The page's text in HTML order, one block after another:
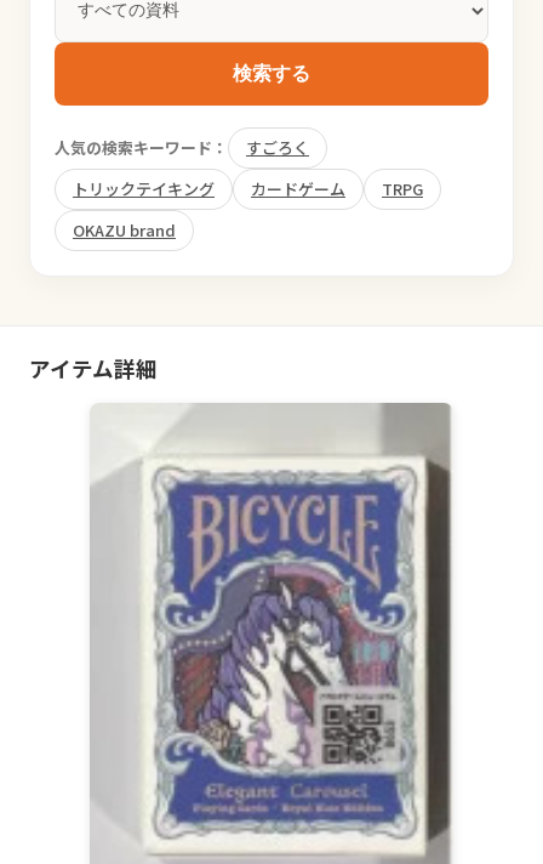
検索する
人気の検索キーワード：
すごろく
トリックテイキング
カードゲーム
TRPG
OKAZU brand
アイテム詳細